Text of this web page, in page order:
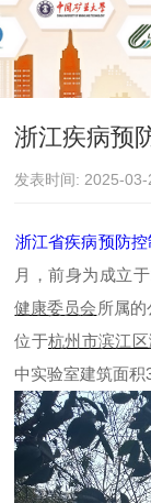
浙江疾病预
发表时间: 2025-
浙江省疾病预防控
月，前身为成立
健康委员会 所属
位于杭州市滨江
中实验室建筑面积